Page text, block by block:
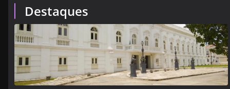
Destaques